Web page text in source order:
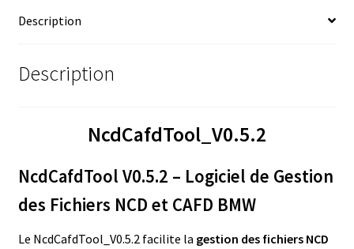
Description
Description
NcdCafdTool_V0.5.2
NcdCafdTool V0.5.2 – Logiciel de Gestion
des Fichiers NCD et CAFD BMW
Le NcdCafdTool_V0.5.2 facilite la gestion des fichiers NCD